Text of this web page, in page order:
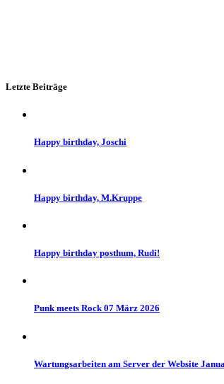
Letzte Beiträge
Happy birthday, Joschi
Happy birthday, M.Kruppe
Happy birthday posthum, Rudi!
Punk meets Rock 07 März 2026
Wartungsarbeiten am Server der Website